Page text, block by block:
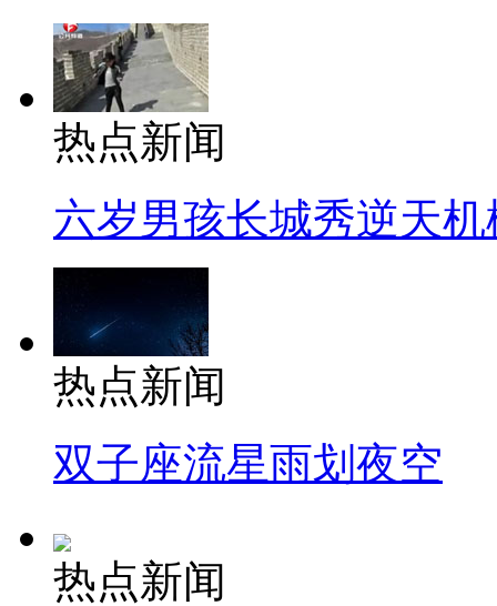
热点新闻
六岁男孩长城秀逆天机
热点新闻
双子座流星雨划夜空
热点新闻